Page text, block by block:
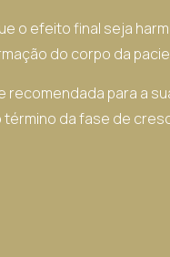
o efeito final seja
do corpo da
recomendada para a
término da fase de